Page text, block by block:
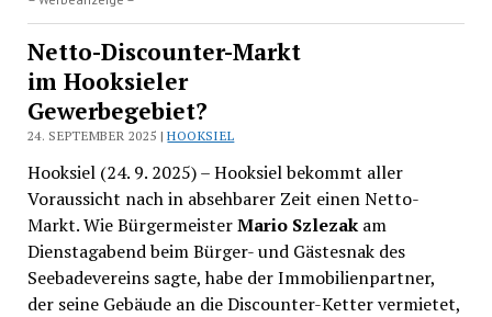
Netto-Discounter-Markt
im Hooksieler
Gewerbegebiet?
24. SEPTEMBER 2025 |HOOKSIEL
Hooksiel (24. 9. 2025) – Hooksiel bekommt aller
Voraussicht nach in absehbarer Zeit einen Netto-
Markt. Wie BürgermeisterMario Szlezakam
Dienstagabend beim Bürger- und Gästesnak des
Seebadevereins sagte, habe der Immobilienpartner,
der seine Gebäude an die Discounter-Ketter vermietet,